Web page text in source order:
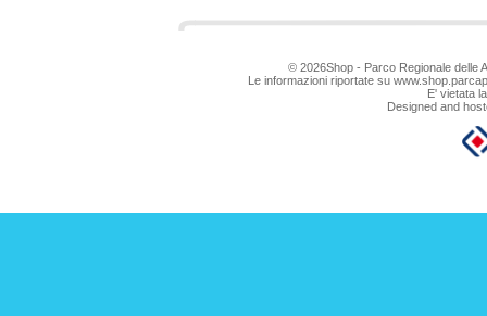
© 2026Shop - Parco Regionale delle
Le informazioni riportate su
E' vietata
Designed and